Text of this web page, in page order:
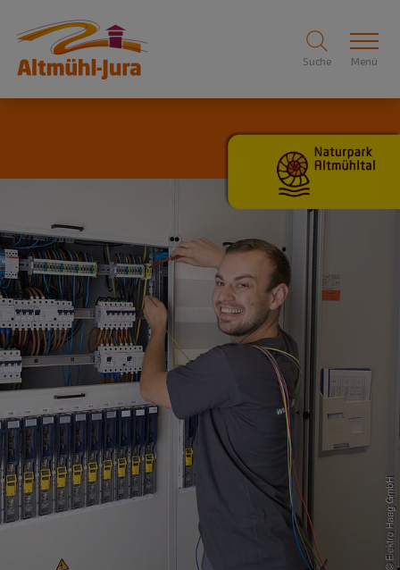
Suche Menü